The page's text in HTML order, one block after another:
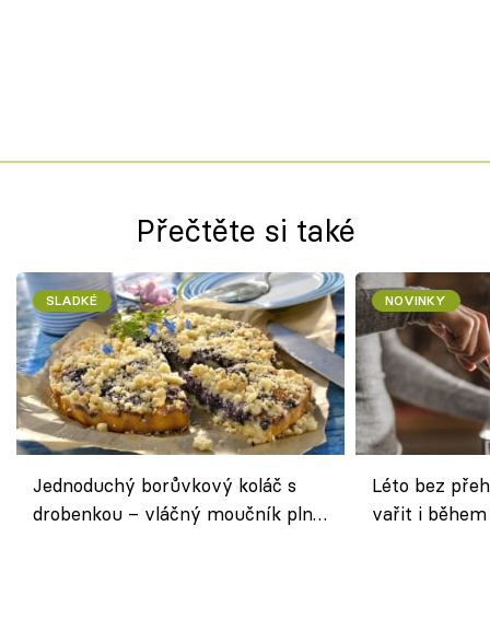
Přečtěte si také
SLADKÉ
Jednoduchý borůvkový koláč s
drobenkou – vláčný moučník plný
NOVINKY
Léto bez
vařit i